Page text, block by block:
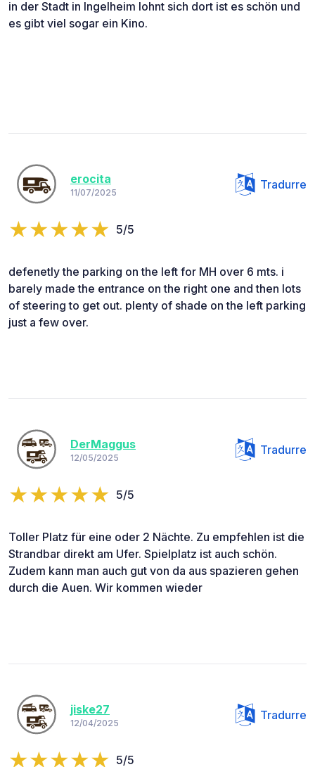
in der Stadt in Ingelheim lohnt sich dort ist es schön und
es gibt viel sogar ein Kino.
erocita
11/07/2025
Tradurre
5/5
defenetly the parking on the left for MH over 6 mts. i
barely made the entrance on the right one and then lots
of steering to get out. plenty of shade on the left parking
just a few over.
DerMaggus
12/05/2025
Tradurre
5/5
Toller Platz für eine oder 2 Nächte. Zu empfehlen ist die
Strandbar direkt am Ufer. Spielplatz ist auch schön.
Zudem kann man auch gut von da aus spazieren gehen
durch die Auen. Wir kommen wieder
jiske27
12/04/2025
Tradurre
5/5